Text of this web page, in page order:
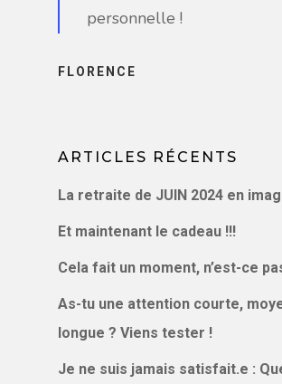
personnelle !
FLORENCE
ARTICLES RÉCENTS
La retraite de JUIN 2024 en
Et maintenant le cadeau !!!
Cela fait un moment, n’est-ce
As-tu une attention courte,
longue ? Viens tester !
Je ne suis jamais satisfait.e :